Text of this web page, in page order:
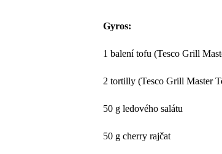
Gyros:
1 balení tofu (Tesco Grill
2 tortilly (Tesco Grill Master
50 g ledového salátu
50 g cherry rajčat